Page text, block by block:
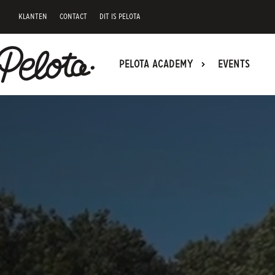
KLANTEN CONTACT DIT IS PELOTA
PELOTA ACADEMY EVENTS